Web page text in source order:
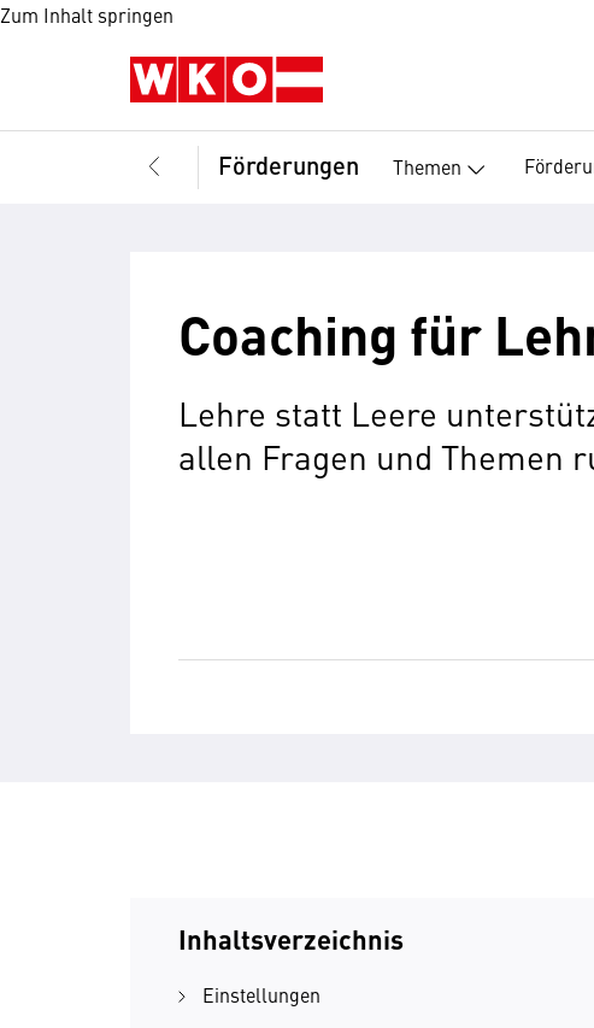
Zum Inhalt springen
Förderungen Themen
Coaching für
Lehre statt Leere
allen Fragen und Themen
Inhaltsverzeichnis
Einstellungen